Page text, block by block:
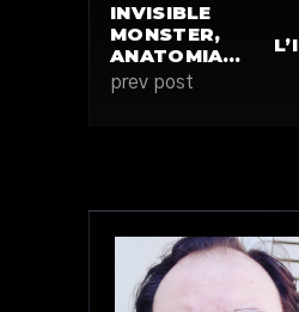
INVISIBLE
MONSTER,
ANATOMIA…
prev post